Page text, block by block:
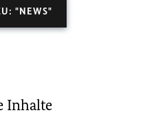
"NEWS"
Inhalte